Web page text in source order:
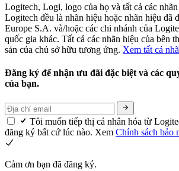
Logitech, Logi, logo của họ và tất cả các
Logitech đều là nhãn hiệu hoặc nhãn hiệu đã
Europe S.A. và/hoặc các chi nhánh của
quốc gia khác. Tất cả các nhãn hiệu của bên
sản của chủ sở hữu tương ứng. Xem tất cả
Đăng ký để nhận ưu đãi đặc biệt và các
của bạn.
Tôi muốn tiếp thị cá nhân hóa từ
đăng ký bất cứ lúc nào. Xem Chính sách bảo
Cảm ơn bạn đã đăng ký.